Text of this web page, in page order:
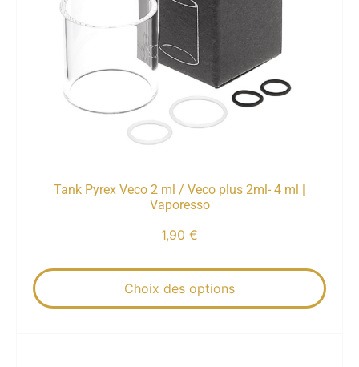
Tank Pyrex Veco 2 ml / Veco plus 2ml- 4 ml |
Vaporesso
1,90 €
Choix des options